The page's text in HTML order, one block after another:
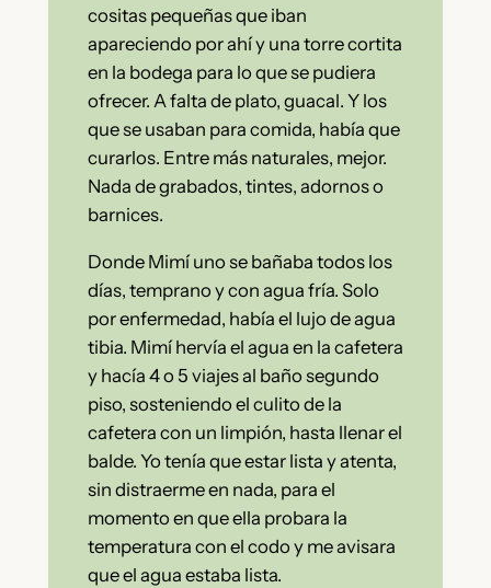
cositas pequeñas que iban
apareciendo por ahí y una torre cortita
en la bodega para lo que se pudiera
ofrecer. A falta de plato, guacal. Y los
que se usaban para comida, había que
curarlos. Entre más naturales, mejor.
Nada de grabados, tintes, adornos o
barnices.
Donde Mimí uno se bañaba todos los
días, temprano y con agua fría. Solo
por enfermedad, había el lujo de agua
tibia. Mimí hervía el agua en la cafetera
y hacía 4 o 5 viajes al baño segundo
piso, sosteniendo el culito de la
cafetera con un limpión, hasta llenar el
balde. Yo tenía que estar lista y atenta,
sin distraerme en nada, para el
momento en que ella probara la
temperatura con el codo y me avisara
que el agua estaba lista.